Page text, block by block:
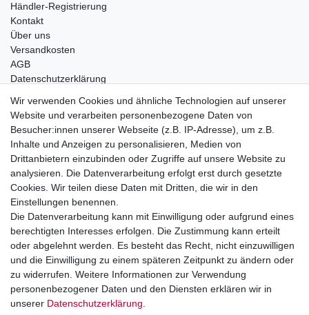
Händler-Registrierung
Kontakt
Über uns
Versandkosten
AGB
Datenschutzerklärung
Telefonische Beratung und Unterstützung für Händler unter:
+49 2851 5895-0
Montag - Donnerstag: 08.00 - 16.30 Uhr
Freitag: 08.00 - 16.00 Uhr
Wir sind ein Großhandel, bitte wenden Sie sich als
Endkunde direkt an Ihren örtlichen Fachhändler. Vielen
Dank!
Widerrufs­recht Impressum Daten­schutz­erklärung
Wir verwenden Cookies und ähnliche Technologien auf unserer
Website und verarbeiten personenbezogene Daten von
Besucher:innen unserer Webseite (z.B. IP-Adresse), um z.B.
Inhalte und Anzeigen zu personalisieren, Medien von
Drittanbietern einzubinden oder Zugriffe auf unsere Website zu
analysieren. Die Datenverarbeitung erfolgt erst durch gesetzte
Cookies. Wir teilen diese Daten mit Dritten, die wir in den
Einstellungen benennen.
Die Datenverarbeitung kann mit Einwilligung oder aufgrund eines
berechtigten Interesses erfolgen. Die Zustimmung kann erteilt
oder abgelehnt werden. Es besteht das Recht, nicht einzuwilligen
und die Einwilligung zu einem späteren Zeitpunkt zu ändern oder
zu widerrufen. Weitere Informationen zur Verwendung
personenbezogener Daten und den Diensten erklären wir in
unserer Daten­schutz­erklärung